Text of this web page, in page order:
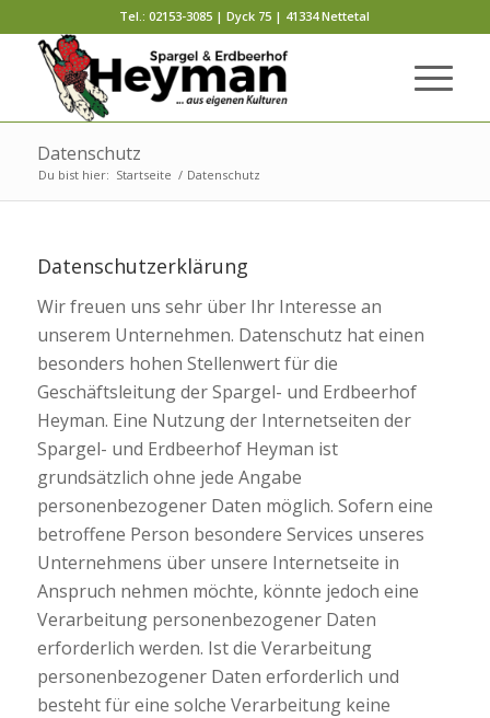
Tel.: 02153-3085 | Dyck 75 | 41334 Nettetal
Datenschutz
Du bist hier: Startseite / Datenschutz
Datenschutzerklärung
Wir freuen uns sehr über Ihr Interesse an
unserem Unternehmen. Datenschutz hat einen
besonders hohen Stellenwert für die
Geschäftsleitung der Spargel- und Erdbeerhof
Heyman. Eine Nutzung der Internetseiten der
Spargel- und Erdbeerhof Heyman ist
grundsätzlich ohne jede Angabe
personenbezogener Daten möglich. Sofern eine
betroffene Person besondere Services unseres
Unternehmens über unsere Internetseite in
Anspruch nehmen möchte, könnte jedoch eine
Verarbeitung personenbezogener Daten
erforderlich werden. Ist die Verarbeitung
personenbezogener Daten erforderlich und
besteht für eine solche Verarbeitung keine